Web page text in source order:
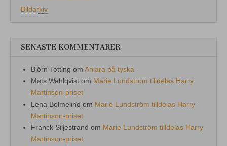
Bildarkiv
SENASTE KOMMENTARER
Björn Totting om Aniara på tyska
Mats Wahlqvist om Marie Lundström tilldelas Harry
Martinson-priset
Lena Bolmelind om Marie Lundström tilldelas Harry
Martinson-priset
Franck Siljestrand om Marie Lundström tilldelas Harry
Martinson-priset